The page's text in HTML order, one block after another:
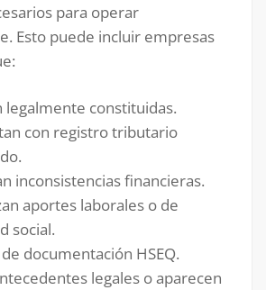
para operar
Esto puede incluir empresas
legalmente constituidas.
con registro tributario
inconsistencias financieras.
aportes laborales o de
social.
documentación HSEQ.
legales o aparecen